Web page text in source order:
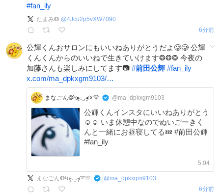
#fan_ily
たまみ❂ @4Jcu2p5vXW7090
6分前
公輝くんおサロンにもいいねありがとうだよ🥲🥲 公輝
くんくんからのいいねで生きていけます❂❂❂ 今夜の
加藤さんも楽しみにしてます📷 #前田公輝 #fan_ily
x.com/ma_dpkxgm9103/…
まなごん❂Ϟ▸̥․ ̫․◂̥➰💛 @ma_dpkxgm9103
公輝くんインスタにいいねありがとう
☺️☺️ いま休憩中なのでぬいごーきく
んと一緒にお昼寝してる💤 #前田公輝
#fan_ily
5:04
まなごん❂Ϟ▸̥․ ̫․◂̥➰💛 @ma_dpkxgm9103
6分前